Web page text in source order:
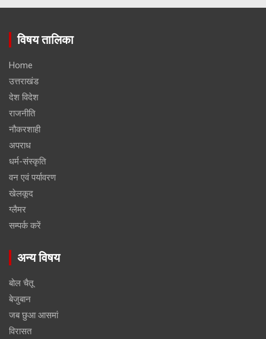
विषय तालिका
Home
उत्तराखंड
देश विदेश
राजनीति
नौकरशाही
अपराध
धर्म-संस्कृति
वन एवं पर्यावरण
खेलकूद
ग्लैमर
सम्पर्क करें
अन्य विषय
बोल चैतू
बेजुबान
जब छुआ आसमां
विरासत